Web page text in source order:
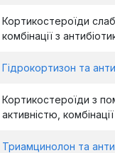
Кортикостероїди
комбінації з
Гідрокортизон та
Кортикостероїди з
активністю,
Триамцинолон та